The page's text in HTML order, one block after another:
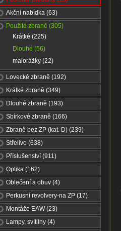
Akční nabídka (63)
Použité zbraně (305)
Krátké (225)
Dlouhé (56)
malorážky (22)
Lovecké zbraně (192)
Krátké zbraně (349)
Dlouhé zbraně (193)
Sbírkové zbraně (166)
Zbraně bez ZP (kat. D) (239)
Střelivo (638)
Příslušenství (911)
Optika (162)
Oblečení a obuv (4)
Perkusní revolvery-na ZP (17)
Montáže EAW (23)
Lampy, svítilny (4)